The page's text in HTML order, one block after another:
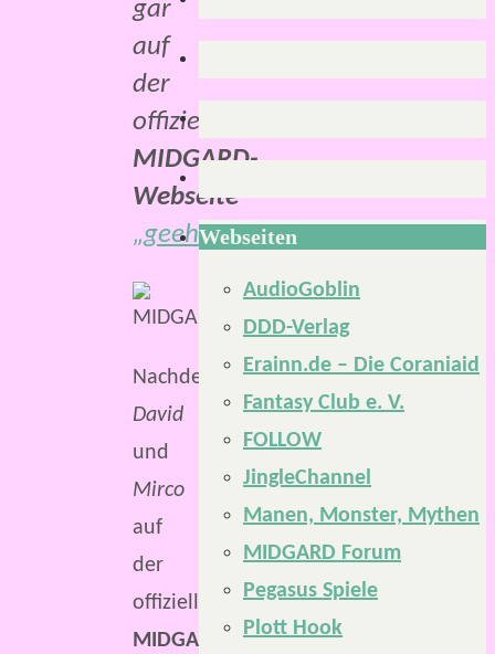
gar
auf
der
offiziellen
MIDGARD-
Webseite
„geehrt“.
Nachdem
David
und
Mirco
auf
der
offiziellen
MIDGARD-
Webseiten
AudioGoblin
DDD-Verlag
Erainn.de – Die Coraniaid
Fantasy Club e. V.
FOLLOW
JingleChannel
Manen, Monster, Mythen
MIDGARD Forum
Pegasus Spiele
Plott Hook